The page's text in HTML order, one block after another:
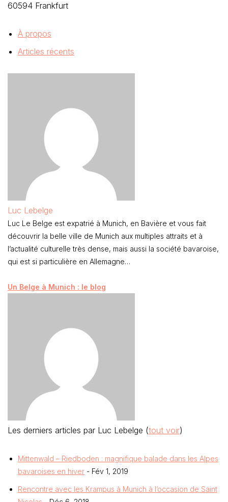
60594 Frankfurt
À propos
Articles récents
Luc Lebelge
Luc Le Belge est expatrié à Munich, en Bavière et vous fait
découvrir la belle ville de Munich aux multiples attraits et à
l’actualité culturelle très dense, mais aussi la société bavaroise,
qui est si particulière en Allemagne…
Un Belge à Munich : le blog
Les derniers articles par Luc Lebelge (tout voir)
Mittenwald – Riedboden : magnifique balade dans les Alpes
bavaroises en hiver - Fév 1, 2019
Rencontre avec les Krampus à Munich à l’occasion de Saint